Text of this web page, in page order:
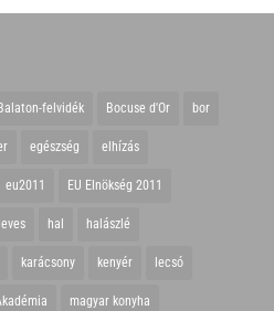
Balaton-felvidék Bocuse d'Or bor
egészség elhízás
eu2011 EU Elnökség 2011
hal halászlé
karácsony kenyér lecsó
magyar konyha